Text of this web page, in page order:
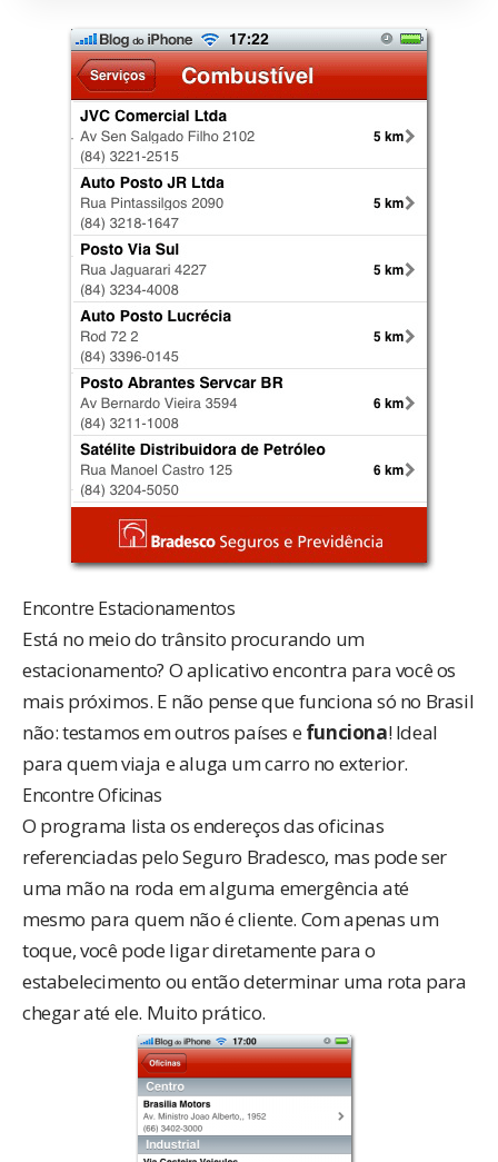
Encontre Estacionamentos
Está no meio do trânsito procurando um
estacionamento? O aplicativo encontra para você os
mais próximos. E não pense que funciona só no Brasil
não: testamos em outros países e funciona! Ideal
para quem viaja e aluga um carro no exterior.
Encontre Oficinas
O programa lista os endereços das oficinas
referenciadas pelo Seguro Bradesco, mas pode ser
uma mão na roda em alguma emergência até
mesmo para quem não é cliente. Com apenas um
toque, você pode ligar diretamente para o
estabelecimento ou então determinar uma rota para
chegar até ele. Muito prático.